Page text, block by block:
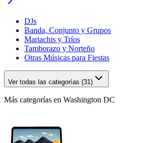
DJs
Banda, Conjunto y Grupos
Mariachis y Tríos
Tamborazo y Norteño
Otras Músicas para Fiestas
Ver todas las categorías (31)
Más categorías en Washington DC